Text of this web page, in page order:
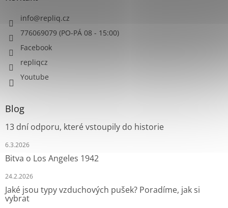
info@repliq.cz
776069079 (PO-PÁ 08 - 15:00)
Facebook
repliqcz
Youtube
Blog
13 dní odporu, které vstoupily do historie
6.3.2026
Bitva o Los Angeles 1942
24.2.2026
Jaké jsou typy vzduchových pušek? Poradíme, jak si
vybrat